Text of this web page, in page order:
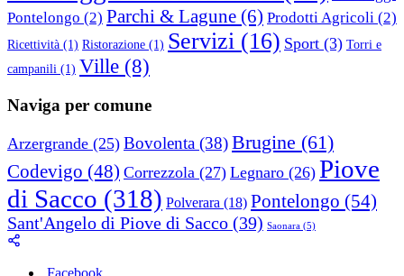
Pontelongo (2) Parchi & Lagune (6) Prodotti Agricoli (2)
Ricettività (1) Ristorazione (1) Servizi (16) Sport (3) Torri e
campanili (1) Ville (8)
Naviga per comune
Arzergrande (25) Bovolenta (38)Brugine (61)
Codevigo (48) Correzzola (27) Legnaro (26) Piove
di Sacco (318) Polverara (18) Pontelongo (54)
Sant'Angelo di Piove di Sacco (39) Saonara (5)